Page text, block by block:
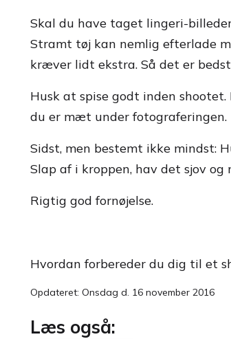
Skal du have taget lingeri-
Stramt tøj kan nemlig efterlade
kræver lidt ekstra. Så det er
Husk at spise godt inden
du er mæt under fotograferingen.
Sidst, men bestemt ikke mindst:
Slap af i kroppen, hav det sjov
Rigtig god fornøjelse.
Hvordan forbereder du dig til et
Opdateret: Onsdag d. 16 november 2016
Læs også: